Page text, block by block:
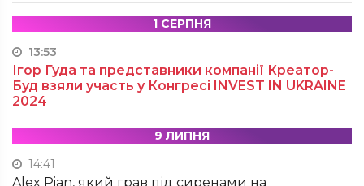
1 СЕРПНЯ
13:53
Ігор Гуда та представники компанії Креатор-
Буд взяли участь у Конгресі INVEST IN UKRAINE
2024
9 ЛИПНЯ
14:41
Alex Pian, який грав під сиренами на